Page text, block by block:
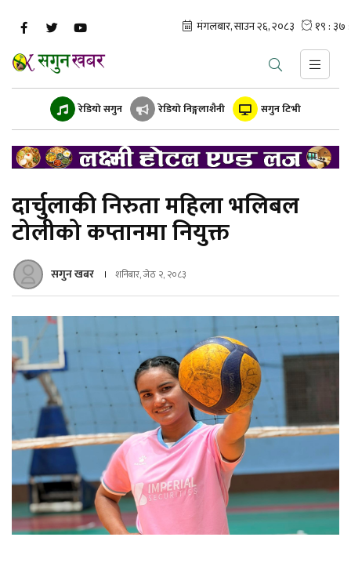
रेडियो सगुन रेडियो निङ्गलाशैनी सगुन टिभी
दार्चुलाकी निरुता महिला भलिबल
टोलीको कप्तानमा नियुक्त
सगुन खबर शनिबार, जेठ २, २०८३